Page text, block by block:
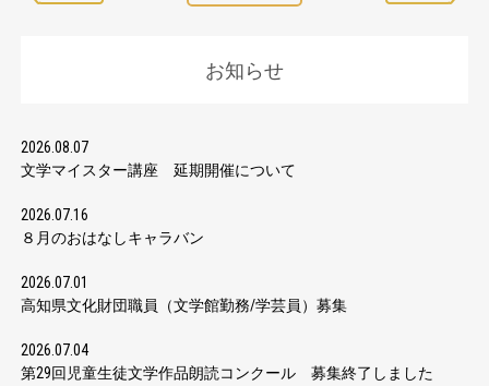
お知らせ
2026.08.07
文学マイスター講座 延期開催について
2026.07.16
８月のおはなしキャラバン
2026.07.01
高知県文化財団職員（文学館勤務/学芸員）募集
2026.07.04
第29回児童生徒文学作品朗読コンクール 募集終了しました